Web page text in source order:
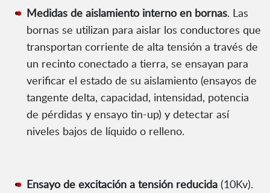
Medidas de aislamiento interno en bornas. Las
bornas se utilizan para aislar los conductores que
transportan corriente de alta tensión a través de
un recinto conectado a tierra, se ensayan para
verificar el estado de su aislamiento (ensayos de
tangente delta, capacidad, intensidad, potencia
de pérdidas y ensayo tin-up) y detectar así
niveles bajos de líquido o relleno.
Ensayo de excitación a tensión reducida (10Kv).